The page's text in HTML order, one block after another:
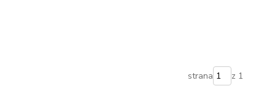
strana z 1